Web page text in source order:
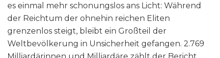
es einmal mehr schonungslos ans Licht: Während
der Reichtum der ohnehin reichen Eliten
grenzenlos steigt, bleibt ein Großteil der
Weltbevölkerung in Unsicherheit gefangen. 2.769